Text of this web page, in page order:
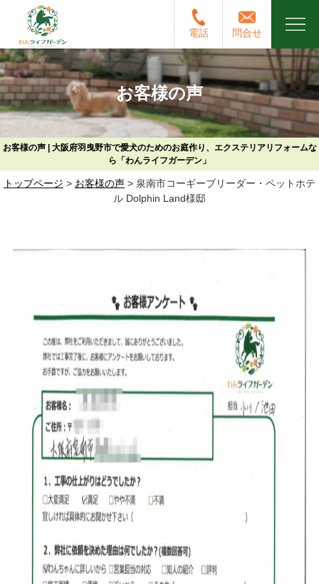
電話 問合せ
お客様の声
お客様の声 | 大阪府羽曳野市で愛犬のためのお庭作り、エクステリアリフォームな
ら「わんライフガーデン」
トップページ > お客様の声 > 泉南市コーギーブリーダー・ペットホテ
ル Dolphin Land様邸